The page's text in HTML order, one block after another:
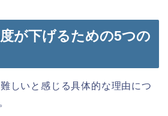
が下げるための5つの
しいと感じる具体的な理由につ